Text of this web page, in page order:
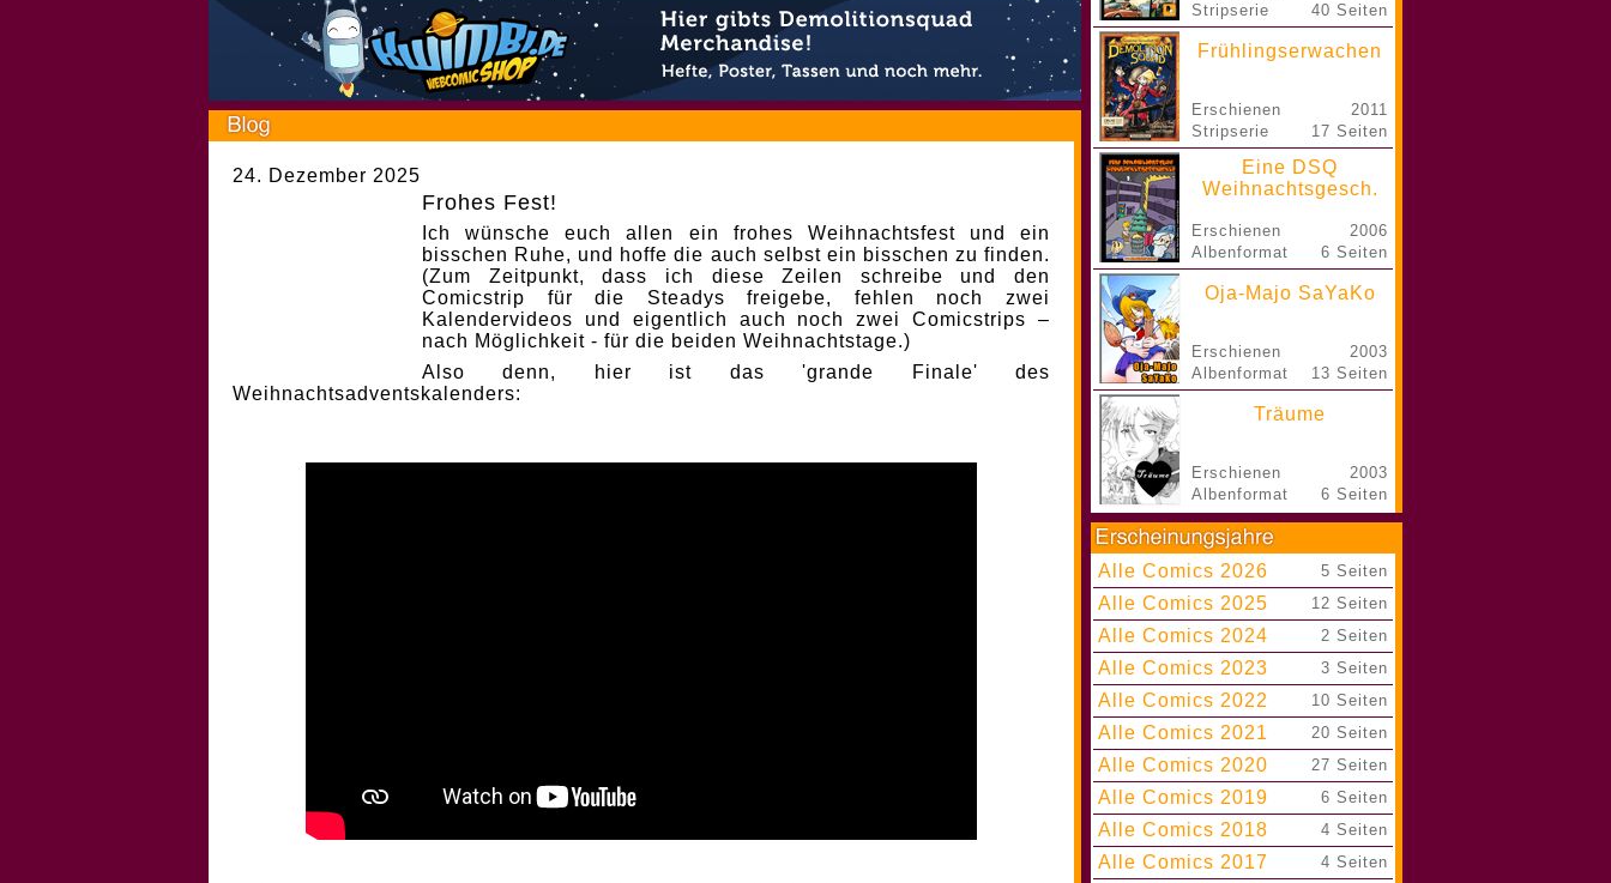
24. Dezember 2025
Frohes Fest!
Ich wünsche euch allen ein frohes Weihnachtsfest und ein
bisschen Ruhe, und hoffe die auch selbst ein bisschen zu finden.
(Zum Zeitpunkt, dass ich diese Zeilen schreibe und den
Comicstrip für die Steadys freigebe, fehlen noch zwei
Kalendervideos und eigentlich auch noch zwei Comicstrips –
nach Möglichkeit - für die beiden Weihnachtstage.)
Also denn, hier ist das 'grande Finale' des
Weihnachtsadventskalenders:
Stripserie
40 Seiten
Frühlingserwachen
Erschienen
Stripserie
2011
17 Seiten
Eine DSQ
Weihnachtsgesch.
Erschienen
Albenformat
2006
6 Seiten
Oja-Majo SaYaKo
Erschienen
Albenformat
2003
13 Seiten
Träume
Erschienen
Albenformat
2003
6 Seiten
Alle Comics 2026 5 Seiten
Alle Comics 2025 12 Seiten
Alle Comics 2024 2 Seiten
Alle Comics 2023 3 Seiten
Alle Comics 2022 10 Seiten
Alle Comics 2021 20 Seiten
Alle Comics 2020 27 Seiten
Alle Comics 2019 6 Seiten
Alle Comics 2018 4 Seiten
Alle Comics 2017 4 Seiten